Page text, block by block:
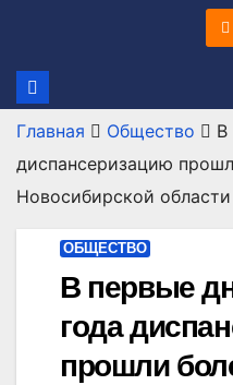
содержимому
Главная Общество
В
диспансеризацию
Новосибирской области
ОБЩЕСТВО
В первые
года
прошли